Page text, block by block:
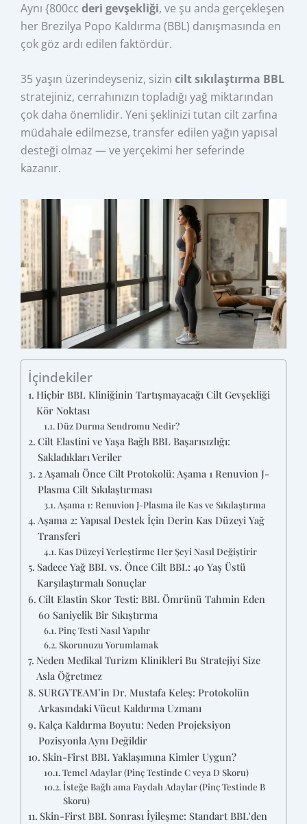
Aynı {800ccderi gevşekliği, ve şu anda gerçekleşen
her Brezilya Popo Kaldırma (BBL) danışmasında en
çok göz ardı edilen faktördür.
35 yaşın üzerindeyseniz, sizincilt sıkılaştırma BBL
stratejiniz, cerrahınızın topladığı yağ miktarından
çok daha önemlidir. Yeni şeklinizi tutan cilt zarfına
müdahale edilmezse, transfer edilen yağın yapısal
desteği olmaz — ve yerçekimi her seferinde
kazanır.
İçindekiler
Hiçbir BBL Kliniğinin Tartışmayacağı Cilt Gevşekliği
Kör Noktası
Düz Durma Sendromu Nedir?
Cilt Elastini ve Yaşa Bağlı BBL Başarısızlığı:
Sakladıkları Veriler
2 Aşamalı Önce Cilt Protokolü: Aşama 1 Renuvion J-
Plasma Cilt Sıkılaştırması
Aşama 1: Renuvion J-Plasma ile Kas ve Sıkılaştırma
Aşama 2: Yapısal Destek İçin Derin Kas Düzeyi Yağ
Transferi
Kas Düzeyi Yerleştirme Her Şeyi Nasıl Değiştirir
Sadece Yağ BBL vs. Önce Cilt BBL: 40 Yaş Üstü
Karşılaştırmalı Sonuçlar
Cilt Elastin Skor Testi: BBL Ömrünü Tahmin Eden
60 Saniyelik Bir Sıkıştırma
Pinç Testi Nasıl Yapılır
Skorunuzu Yorumlamak
Neden Medikal Turizm Klinikleri Bu Stratejiyi Size
Asla Öğretmez
SURGYTEAM’in Dr. Mustafa Keleş: Protokolün
Arkasındaki Vücut Kaldırma Uzmanı
Kalça Kaldırma Boyutu: Neden Projeksiyon
Pozisyonla Aynı Değildir
Skin-First BBL Yaklaşımına Kimler Uygun?
Temel Adaylar (Pinç Testinde C veya D Skoru)
İsteğe Bağlı ama Faydalı Adaylar (Pinç Testinde B
Skoru)
Skin-First BBL Sonrası İyileşme: Standart BBL'den